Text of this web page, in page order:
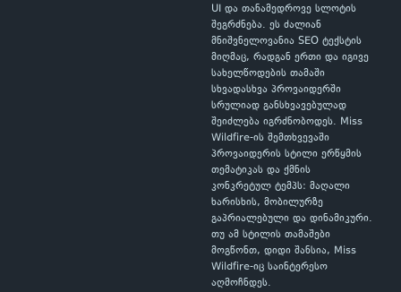
UI და თანამედროვე სლოტის
შეგრძნება. ეს ძალიან
მნიშვნელოვანია SEO ტექსტის
მიღმაც, რადგან ერთი და იგივე
სახელწოდების თამაში
სხვადასხვა პროვაიდერში
სრულიად განსხვავებულად
შეიძლება იგრძნობოდეს. Miss
Wildfire-ის შემთხვევაში
პროვაიდერის სტილი ერწყმის
თემატიკას და ქმნის
კონკრეტულ ტემპს: მაღალი
ხარისხის, მობილურზე
გაპრიალებული და დინამიკური.
თუ ამ სტილის თამაშები
მოგწონთ, დიდი შანსია, Miss
Wildfire-იც საინტერესო
აღმოჩნდეს.